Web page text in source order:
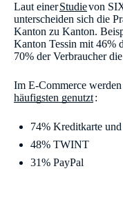
Laut einerStudievon
unterscheiden sich die
Kanton zu Kanton.
Kanton Tessin mit 46%
70% der Verbraucher
Im E-Commerce
häufigsten genutzt:
74% Kreditkarte
48% TWINT
31% PayPal